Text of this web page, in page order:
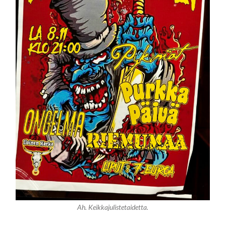
Ah. Keikkajulistetaidetta.